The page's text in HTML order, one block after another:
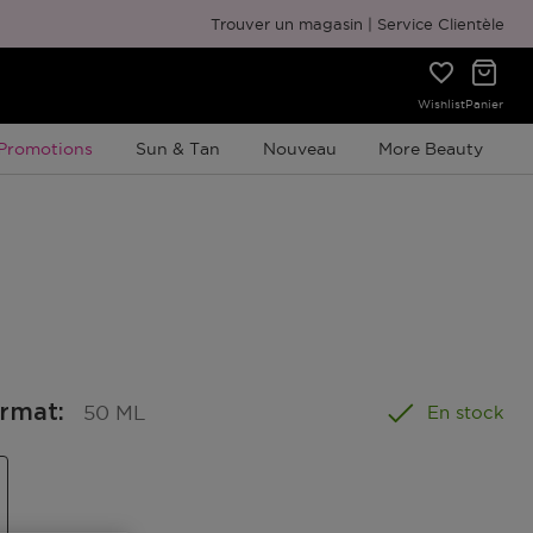
Emballage cadeau gratuit
Trouver un magasin Service Clientèle
WishlistPanier
À Durée Limitée
Sun & Tan Nouveau More Beauty
: 50 ML En stock